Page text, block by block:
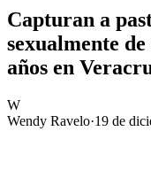
Capturan a
sexualmente
años en
W
Wendy Ravelo·19 de